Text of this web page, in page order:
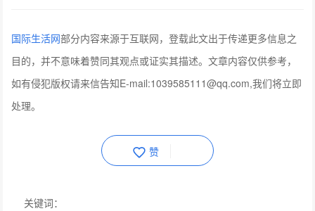
国际生活网部分内容来源于互联网，登载此文出于传递更多信息之
目的，并不意味着赞同其观点或证实其描述。文章内容仅供参考，
如有侵犯版权请来信告知E-mail:1039585111@qq.com,我们将立即
处理。
赞
关键词：